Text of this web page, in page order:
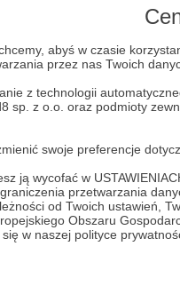
abyś w czasie
przez nas Twoich
z technologii
sp. z o.o. oraz podmioty
swoje preferencje
ją wycofać w
przetwarzania
od Twoich ustawień,
Obszaru
w naszej polityce
kogoś długo
tony z pozoru
co można
biżuteria, domowe
udział w
Wyjątkiem są
może przynieść
przedmiotami
koncesji (np. broń,
wydarzenia mają
i Kupującego.